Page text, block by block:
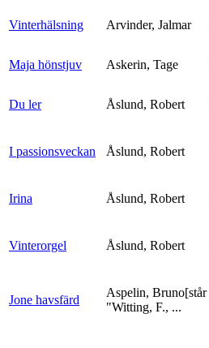
Vinterhälsning Arvinder, Jalmar
Maja hönstjuv
Askerin, Tage
Du ler Åslund, Robert
I passionsveckan Åslund, Robert
Irina Åslund, Robert
Vinterorgel Åslund, Robert
Jone havsfärd
Aspelin, Bruno[står
"Witting, F., ...